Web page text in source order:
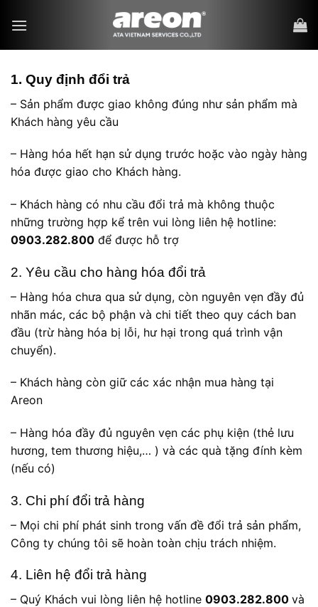
qua
1. Quy định đổi trả
– Sản phẩm được giao không đúng như sản phẩm mà
Khách hàng yêu cầu
– Hàng hóa hết hạn sử dụng trước hoặc vào ngày hàng
hóa được giao cho Khách hàng.
– Khách hàng có nhu cầu đổi trả mà không thuộc
những trường hợp kể trên vui lòng liên hệ hotline:
0903.282.800 để được hỗ trợ
2. Yêu cầu cho hàng hóa đổi trả
– Hàng hóa chưa qua sử dụng, còn nguyên vẹn đầy đủ
nhãn mác, các bộ phận và chi tiết theo quy cách ban
đầu (trừ hàng hóa bị lỗi, hư hại trong quá trình vận
chuyển).
– Khách hàng còn giữ các xác nhận mua hàng tại
Areon
– Hàng hóa đầy đủ nguyên vẹn các phụ kiện (thẻ lưu
hương, tem thương hiệu,… ) và các quà tặng đính kèm
(nếu có)
3. Chi phí đổi trả hàng
– Mọi chi phí phát sinh trong vấn đề đổi trả sản phẩm,
Công ty chúng tôi sẽ hoàn toàn chịu trách nhiệm.
4. Liên hệ đổi trả hàng
– Quý Khách vui lòng liên hệ hotline 0903.282.800 và